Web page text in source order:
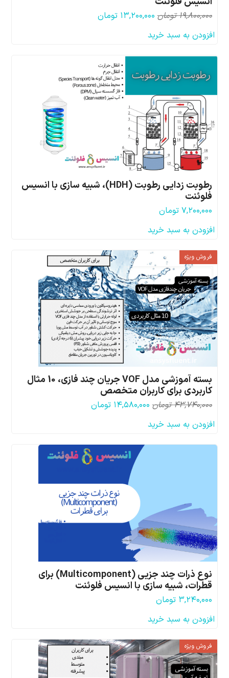
۱۹,۸۰۰,۰۰۰ تومان قیمت
۱۳,۲۰۰,۰۰۰ تومانقیمت
افزودن به سبد خرید
رطوبت زدایی رطوبت (HDH)، شبیه سازی با انسیس
فلوئنت
۷,۲۰۰,۰۰۰ تومان
افزودن به سبد خرید
فروش ویژه
بسته آموزشی مدل VOF جریان چند فازی، 10 مثال
کاربردی برای کاربران متخصص
۴۳,۷۴۰,۰۰۰ تومان قیمت
۱۴,۵۸۰,۰۰۰ تومانقیمت
افزودن به سبد خرید
نوع ذرات چند جزیی (Multicomponent) برای
قطرات، شبیه سازی با انسیس فلوئنت
۳,۲۴۰,۰۰۰ تومان
افزودن به سبد خرید
فروش ویژه